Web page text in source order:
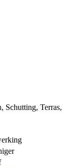
, Schutting, Terras,